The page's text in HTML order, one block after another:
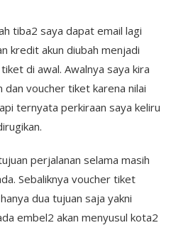
tiba2 saya dapat email lagi
kredit akun diubah menjadi
di awal. Awalnya saya kira
voucher tiket karena nilai
ternyata perkiraan saya keliru
perjalanan selama masih
Sebaliknya voucher tiket
dua tujuan saja yakni
embel2 akan menyusul kota2